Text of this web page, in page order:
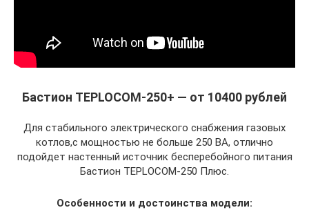
Бастион TEPLOCOM-250+ — от 10400 рублей
Для стабильного электрического снабжения газовых
котлов,с мощностью не больше 250 ВА, отлично
подойдет настенный источник бесперебойного питания
Бастион TEPLOCOM-250 Плюс.
Особенности и достоинства модели: